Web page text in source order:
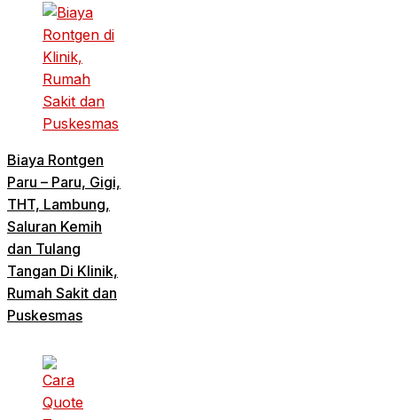
Biaya Rontgen
Paru – Paru, Gigi,
THT, Lambung,
Saluran Kemih
dan Tulang
Tangan Di Klinik,
Rumah Sakit dan
Puskesmas